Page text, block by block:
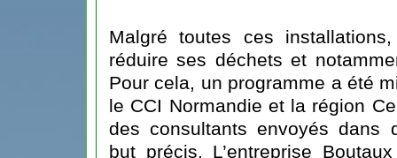
Malgré toutes ces
réduire ses déchets et
Pour cela, un programme a été
le CCI Normandie et la région
des consultants envoyés dans
but précis. L’entreprise